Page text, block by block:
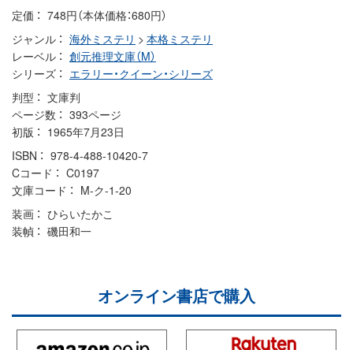
定価
748円（本体価格：680円）
ジャンル
海外ミステリ > 本格ミステリ
レーベル
創元推理文庫（M）
シリーズ
エラリー・クイーン・シリーズ
判型
文庫判
ページ数
393ページ
初版
1965年7月23日
ISBN
978-4-488-10420-7
Cコード
C0197
文庫コード
M-ク-1-20
装画
ひらいたかこ
装幀
磯田和一
オンライン書店で購入